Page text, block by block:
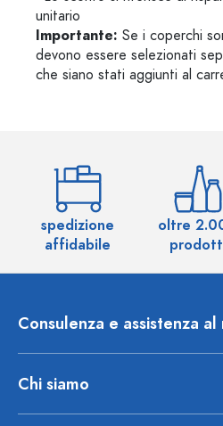
unitario
Importante: Se i coperchi
devono essere selezionati
che siano stati aggiunti al
spedizione
affidabile
oltre
Consulenza e assistenza al
Chi siamo